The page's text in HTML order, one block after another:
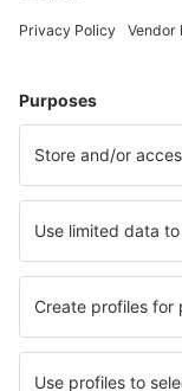
Kuljetukset
Lue lisää
Lentoyhtiöt
FlexFlight
Lufthansa